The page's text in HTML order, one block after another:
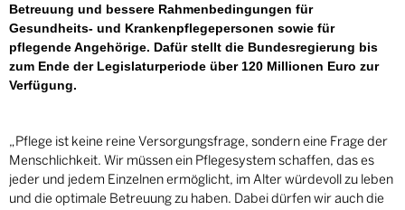
Betreuung und bessere Rahmenbedingungen für
Gesundheits- und Krankenpflegepersonen sowie für
pflegende Angehörige. Dafür stellt die Bundesregierung bis
zum Ende der Legislaturperiode über 120 Millionen Euro zur
Verfügung.
„Pflege ist keine reine Versorgungsfrage, sondern eine Frage der
Menschlichkeit. Wir müssen ein Pflegesystem schaffen, das es
jeder und jedem Einzelnen ermöglicht, im Alter würdevoll zu leben
und die optimale Betreuung zu haben. Dabei dürfen wir auch die